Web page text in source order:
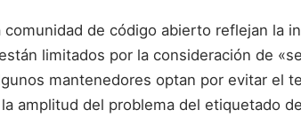
comunidad de código abierto reflejan
limitados por la consideración de
mantenedores optan por evitar el
amplitud del problema del etiquetado